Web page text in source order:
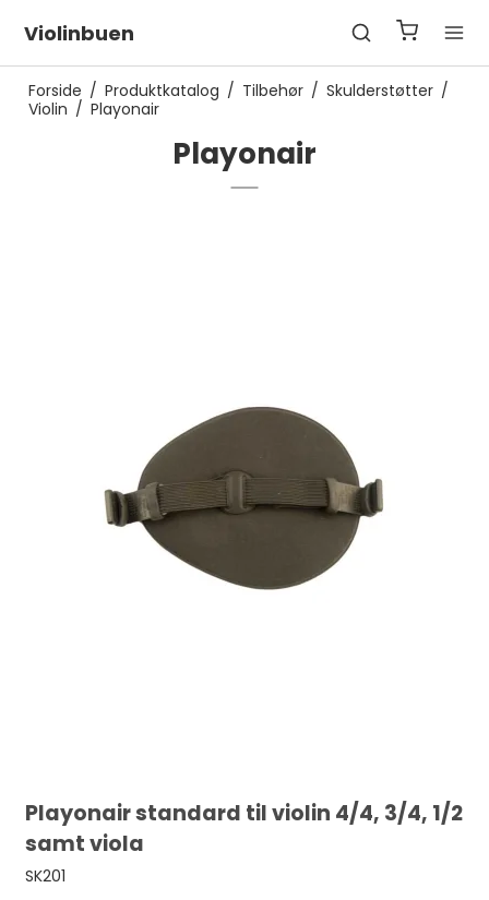
Violinbuen
Forside / Produktkatalog / Tilbehør / Skulderstøtter /
Violin / Playonair
Playonair
Playonair standard til violin 4/4, 3/4, 1/2
samt viola
SK201